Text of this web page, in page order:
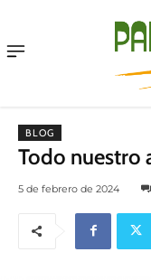
Menu
BLOG
Todo nuestro
5 de febrero de 2024